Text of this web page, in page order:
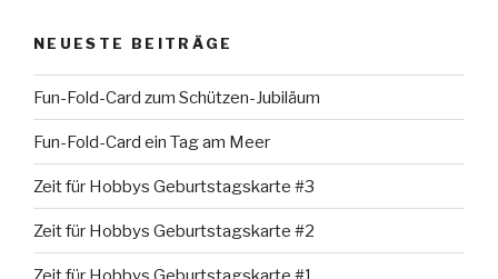
NEUESTE BEITRÄGE
Fun-Fold-Card zum Schützen-Jubiläum
Fun-Fold-Card ein Tag am Meer
Zeit für Hobbys Geburtstagskarte #3
Zeit für Hobbys Geburtstagskarte #2